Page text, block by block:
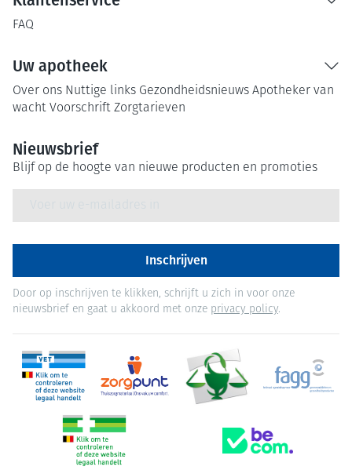
FAQ
Uw apotheek
Over ons Nuttige links Gezondheidsnieuws Apotheker van
wacht Voorschrift Zorgtarieven
Nieuwsbrief
Blijf op de hoogte van nieuwe producten en promoties
Inschrijven
Door op inschrijven te klikken, schrijft u zich in voor onze
nieuwsbrief en gaat u akkoord met onze privacy policy.